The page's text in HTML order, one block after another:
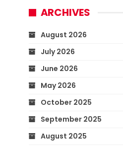
ARCHIVES
August 2026
July 2026
June 2026
May 2026
October 2025
September 2025
August 2025